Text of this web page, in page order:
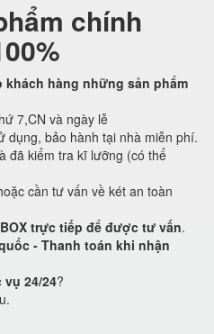
chính
khách hàng những sản phẩm
7,CN và ngày lễ
dụng, bảo hành tại nhà miễn phí.
đã kiểm tra kĩ lưỡng (có thể
cần tư vấn về két an toàn
trực tiếp để được tư vấn.
- Thanh toán khi nhận
vụ 24/24?